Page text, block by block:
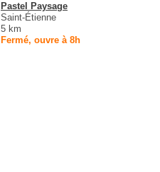
Pastel Paysage
Saint-Étienne
5 km
Fermé, ouvre à 8h